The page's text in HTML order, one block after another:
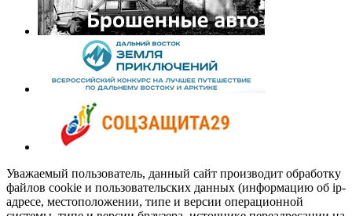
Уважаемый пользователь, данный сайт производит обработку
файлов cookie и пользовательских данных (информацию об ip-
адресе, местоположении, типе и версии операционной